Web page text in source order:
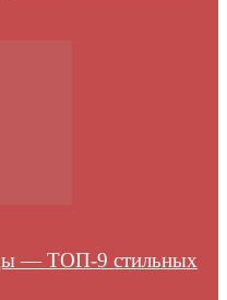
— ТОП-9 стильных